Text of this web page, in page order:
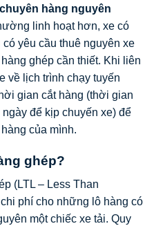
hàng nguyên
linh hoạt hơn, xe có
yêu cầu thuê nguyên xe
ghép cần thiết. Khi liên
về lịch trình chạy tuyến
gian cắt hàng (thời gian
để kịp chuyến xe) để
của mình.
ghép?
(LTL – Less Than
phí cho những lô hàng có
một chiếc xe tải. Quy